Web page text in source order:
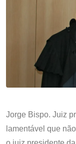
Jorge Bispo. Juiz
lamentável que